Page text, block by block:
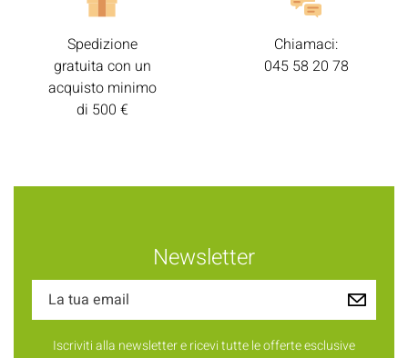
Spedizione
gratuita con un
acquisto minimo
di 500 €
Chiamaci:
045 58 20 78
Newsletter
Iscriviti alla newsletter e ricevi tutte le offerte esclusive